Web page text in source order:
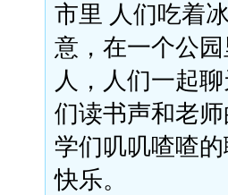
市里 人们吃着
意，在一个公
人，人们一起
们读书声和老
学们叽叽喳喳
快乐。